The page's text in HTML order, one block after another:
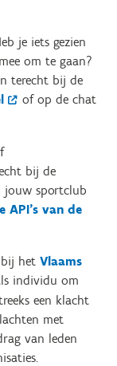
je iets gezien
om te gaan?
terecht bij de
of op de chat
bij de
jouw sportclub
API’s van de
het Vlaams
individu om
een klacht
met
van leden